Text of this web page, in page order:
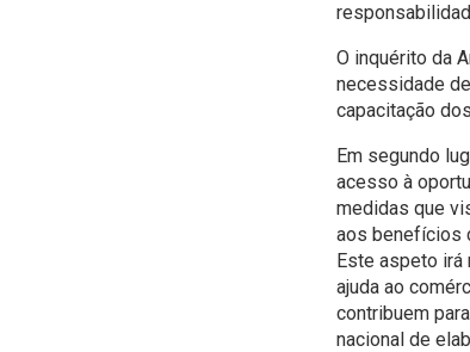
O inquérito da
necessidade
capacitação
Em segundo
acesso à
medidas que
aos benefícios
Este aspeto irá
ajuda ao
contribuem
nacional de